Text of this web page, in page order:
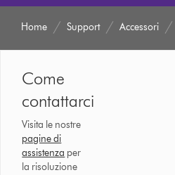
Home Support Accessori
Come
contattarci
Visita le nostre
pagine di
assistenza per
la risoluzione